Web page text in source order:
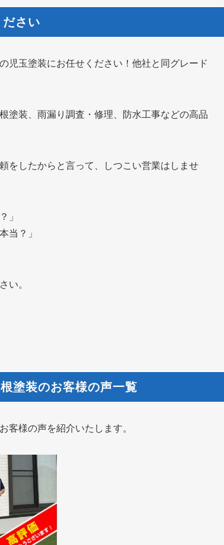
さい
児玉塗装にお任せください！他社と同グレード
塗装、雨漏り調査・修理、防水工事などの高品
をしたからと言って、しつこい営業はしませ
」
当？」
い。
塗装のお客様の声一覧
客様の声を紹介いたします。